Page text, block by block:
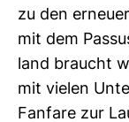
zu den
mit dem
land braucht
mit vielen
Fan­fare zur